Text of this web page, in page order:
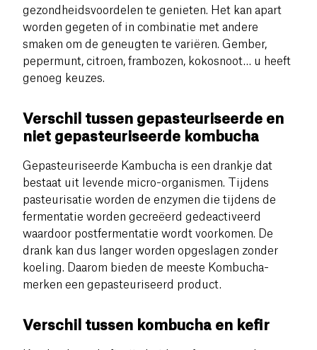
gezondheidsvoordelen te genieten. Het kan apart
worden gegeten of in combinatie met andere
smaken om de geneugten te variëren. Gember,
pepermunt, citroen, frambozen, kokosnoot… u heeft
genoeg keuzes.
Verschil tussen gepasteuriseerde en
niet gepasteuriseerde kombucha
Gepasteuriseerde Kambucha is een drankje dat
bestaat uit levende micro-organismen. Tijdens
pasteurisatie worden de enzymen die tijdens de
fermentatie worden gecreëerd gedeactiveerd
waardoor postfermentatie wordt voorkomen. De
drank kan dus langer worden opgeslagen zonder
koeling. Daarom bieden de meeste Kombucha-
merken een gepasteuriseerd product.
Verschil tussen kombucha en kefir